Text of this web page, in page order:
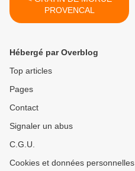
PROVENCAL
Hébergé par Overblog
Top articles
Pages
Contact
Signaler un abus
C.G.U.
Cookies et données personnelles